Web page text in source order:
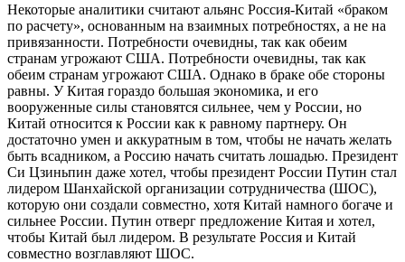
Некоторые аналитики считают альянс Россия-Китай «браком
по расчету», основанным на взаимных потребностях, а не на
привязанности. Потребности очевидны, так как обеим
странам угрожают США. Потребности очевидны, так как
обеим странам угрожают США. Однако в браке обе стороны
равны. У Китая гораздо большая экономика, и его
вооруженные силы становятся сильнее, чем у России, но
Китай относится к России как к равному партнеру. Он
достаточно умен и аккуратным в том, чтобы не начать желать
быть всадником, а Россию начать считать лошадью. Президент
Си Цзиньпин даже хотел, чтобы президент России Путин стал
лидером Шанхайской организации сотрудничества (ШОС),
которую они создали совместно, хотя Китай намного богаче и
сильнее России. Путин отверг предложение Китая и хотел,
чтобы Китай был лидером. В результате Россия и Китай
совместно возглавляют ШОС.